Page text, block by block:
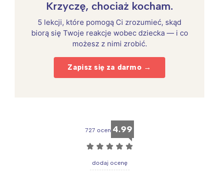
Krzyczę, chociaż kocham.
5 lekcji, które pomogą Ci zrozumieć, skąd
biorą się Twoje reakcje wobec dziecka — i co
możesz z nimi zrobić.
Zapisz się za darmo →
727 ocen 4.99
☆ ☆ ☆ ☆ ☆
dodaj ocenę